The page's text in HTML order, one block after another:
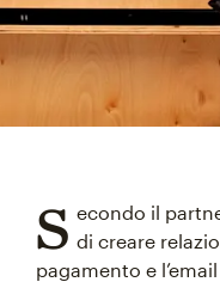
S econdo il
di creare
pagamento e